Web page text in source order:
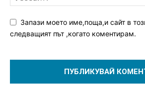
Запази моето име,поща,и сайт в
следващият път ,когато коментирам.